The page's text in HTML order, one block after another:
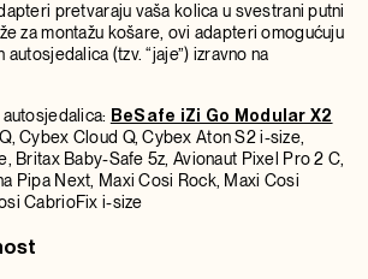
pretvaraju vaša kolica u svestrani putni
za montažu košare, ovi adapteri omogućuju
(tzv. “jaje”) izravno na
BeSafe iZi Go Modular X2
Cybex Cloud Q, Cybex Aton S2 i-size,
Britax Baby-Safe 5z, Avionaut Pixel Pro 2 C,
Pipa Next, Maxi Cosi Rock, Maxi Cosi
CabrioFix i-size